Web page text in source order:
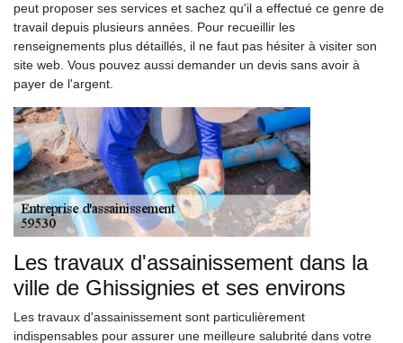
peut proposer ses services et sachez qu'il a effectué ce genre de
travail depuis plusieurs années. Pour recueillir les
renseignements plus détaillés, il ne faut pas hésiter à visiter son
site web. Vous pouvez aussi demander un devis sans avoir à
payer de l'argent.
Les travaux d'assainissement dans la
ville de Ghissignies et ses environs
Les travaux d'assainissement sont particulièrement
indispensables pour assurer une meilleure salubrité dans votre